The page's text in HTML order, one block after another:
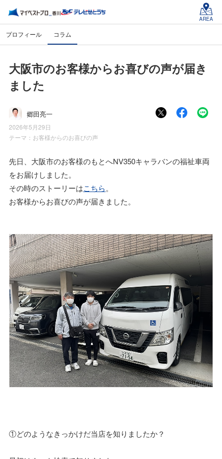
AREA
プロフィール コラム
大阪市のお客様からお喜びの声が届き
ました
郷田亮一
2026年5月29日
テーマ： お客様からのお喜びの声
先日、大阪市のお客様のもとへNV350キャラバンの福祉車両
をお届けしました。
その時のストーリーはこちら。
お客様からお喜びの声が届きました。
①どのようなきっかけだ当店を知りましたか？